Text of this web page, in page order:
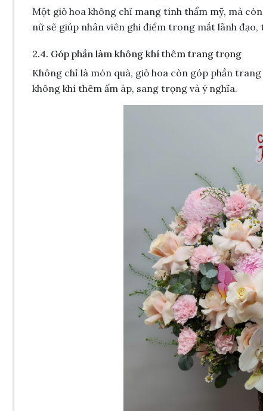
Một giỏ hoa không chỉ mang tính thẩm mỹ, mà
nữ sẽ giúp nhân viên ghi điểm trong mắt lãnh
2.4. Góp phần làm không khí thêm trang trọng
Không chỉ là món quà, giỏ hoa còn góp phần
không khí thêm ấm áp, sang trọng và ý nghĩa.